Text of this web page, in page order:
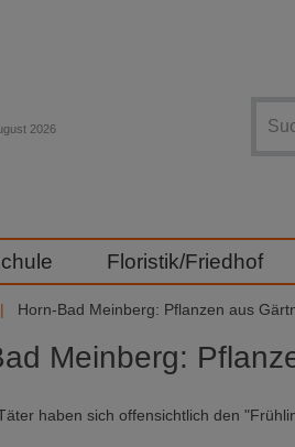
2026
Floristik/Friedhof
Horn-Bad Meinberg: Pflanzen aus
Meinberg:
haben sich offensichtlich den